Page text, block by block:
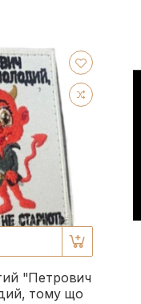
"Петрович
тому що